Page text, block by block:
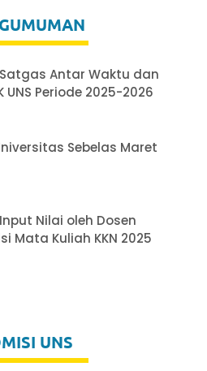
Antar Waktu dan
Periode 2025-2026
Sebelas Maret
Nilai oleh Dosen
Mata Kuliah KKN 2025
UNS